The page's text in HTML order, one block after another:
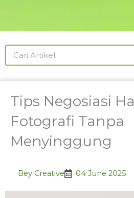
content
Search
Tips Negosiasi
Fotografi Tanpa
Menyinggung
Bey Creative 04 June 2025